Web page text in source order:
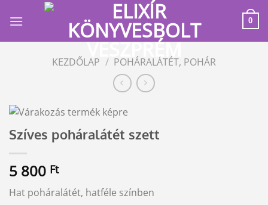
0
KEZDŐLAP / POHÁRALÁTÉT, POHÁR
Szíves poháralátét szett
5 800 Ft
Hat poháralátét, hatféle színben